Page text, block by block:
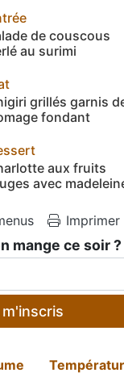
de couscous
au surimi
grillés garnis
fondant
aux fruits
avec
Imprimer
mange ce soir ?